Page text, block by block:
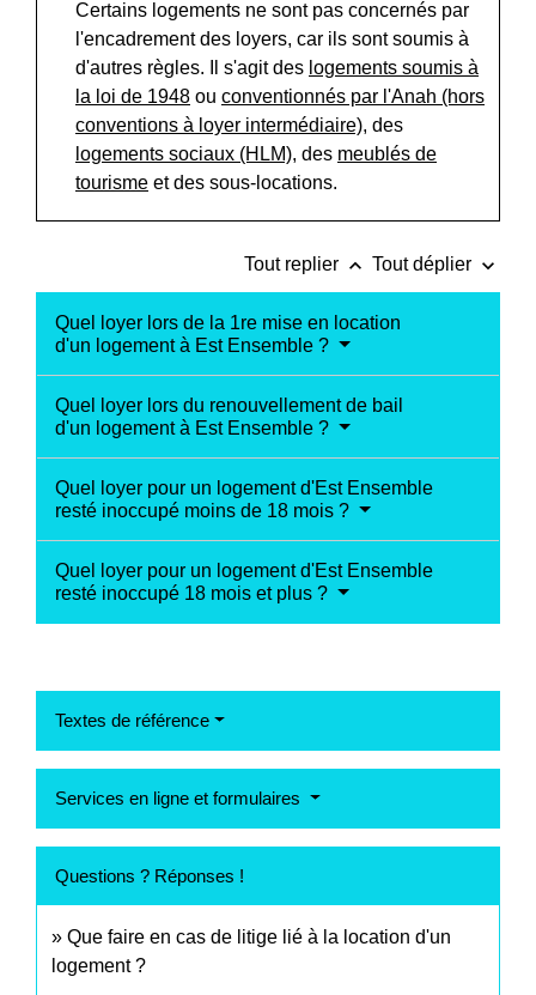
Certains logements ne sont pas concernés par
l'encadrement des loyers, car ils sont soumis à
d'autres règles. Il s'agit des logements soumis à
la loi de 1948 ou conventionnés par l'Anah (hors
conventions à loyer intermédiaire), des
logements sociaux (HLM), des meublés de
tourisme et des sous-locations.
Tout replier keyboard_arrow_up Tout déplier keyboard_arrow_down
Quel loyer lors de la 1re mise en location
d'un logement à Est Ensemble ?
Quel loyer lors du renouvellement de bail
d'un logement à Est Ensemble ?
Quel loyer pour un logement d'Est Ensemble
resté inoccupé moins de 18 mois ?
Quel loyer pour un logement d'Est Ensemble
resté inoccupé 18 mois et plus ?
Textes de référence
Services en ligne et formulaires
Questions ? Réponses !
Que faire en cas de litige lié à la location d'un
logement ?